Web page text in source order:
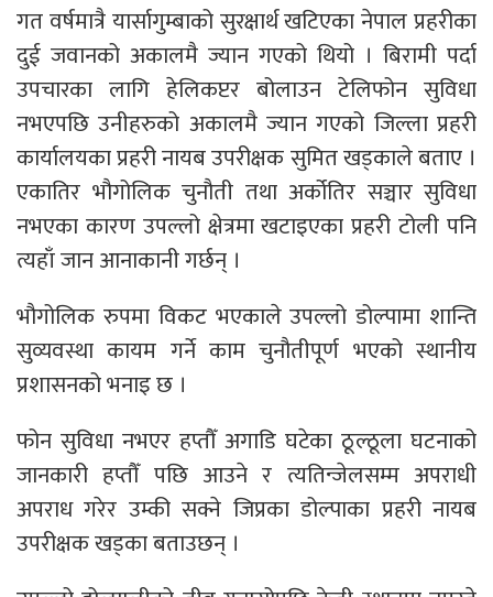
गत वर्षमात्रै यार्सागुम्बाको सुरक्षार्थ खटिएका नेपाल प्रहरीका
दुई जवानको अकालमै ज्यान गएको थियो । बिरामी पर्दा
उपचारका लागि हेलिकप्टर बोलाउन टेलिफोन सुविधा
नभएपछि उनीहरुको अकालमै ज्यान गएको जिल्ला प्रहरी
कार्यालयका प्रहरी नायब उपरीक्षक सुमित खड्काले बताए ।
एकातिर भौगोलिक चुनौती तथा अर्कोतिर सञ्चार सुविधा
नभएका कारण उपल्लो क्षेत्रमा खटाइएका प्रहरी टोली पनि
त्यहाँ जान आनाकानी गर्छन् ।
भौगोलिक रुपमा विकट भएकाले उपल्लो डोल्पामा शान्ति
सुव्यवस्था कायम गर्ने काम चुनौतीपूर्ण भएको स्थानीय
प्रशासनको भनाइ छ ।
फोन सुविधा नभएर हप्तौँ अगाडि घटेका ठूल्ठूला घटनाको
जानकारी हप्तौँ पछि आउने र त्यतिन्जेलसम्म अपराधी
अपराध गरेर उम्की सक्ने जिप्रका डोल्पाका प्रहरी नायब
उपरीक्षक खड्का बताउछन् ।